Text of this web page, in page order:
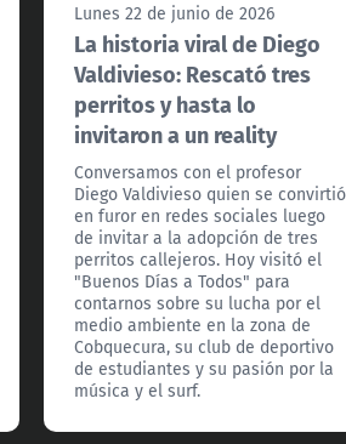
Lunes 22 de junio de 2026
La historia viral de Diego
Valdivieso: Rescató tres
perritos y hasta lo
invitaron a un reality
Conversamos con el profesor
Diego Valdivieso quien se convirtió
en furor en redes sociales luego
de invitar a la adopción de tres
perritos callejeros. Hoy visitó el
"Buenos Días a Todos" para
contarnos sobre su lucha por el
medio ambiente en la zona de
Cobquecura, su club de deportivo
de estudiantes y su pasión por la
música y el surf.